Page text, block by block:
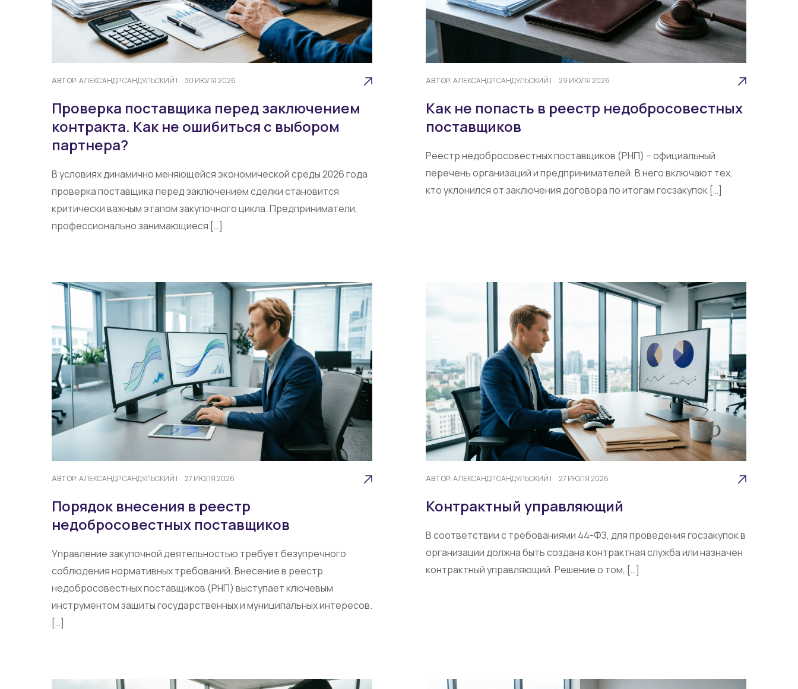
АВТОР:АЛЕКСАНДР САНДУЛЬСКИЙ | 30 ИЮЛЯ 2026
Проверка поставщика перед заключением
контракта. Как не ошибиться с выбором
партнера?
В условиях динамично меняющейся экономической среды 2026 года
проверка поставщика перед заключением сделки становится
критически важным этапом закупочного цикла. Предприниматели,
профессионально занимающиеся […]
АВТОР:АЛЕКСАНДР САНДУЛЬСКИЙ | 29 ИЮЛЯ 2026
Как не попасть в реестр недобросовестных
поставщиков
Реестр недобросовестных поставщиков (РНП) – официальный
перечень организаций и предпринимателей. В него включают тех,
кто уклонился от заключения договора по итогам госзакупок […]
АВТОР:АЛЕКСАНДР САНДУЛЬСКИЙ | 27 ИЮЛЯ 2026
Порядок внесения в реестр
недобросовестных поставщиков
Управление закупочной деятельностью требует безупречного
соблюдения нормативных требований. Внесение в реестр
недобросовестных поставщиков (РНП) выступает ключевым
инструментом защиты государственных и муниципальных интересов.
[…]
АВТОР:АЛЕКСАНДР САНДУЛЬСКИЙ | 27 ИЮЛЯ 2026
Контрактный управляющий
В соответствии с требованиями 44-ФЗ, для проведения госзакупок в
организации должна быть создана контрактная служба или назначен
контрактный управляющий. Решение о том, […]